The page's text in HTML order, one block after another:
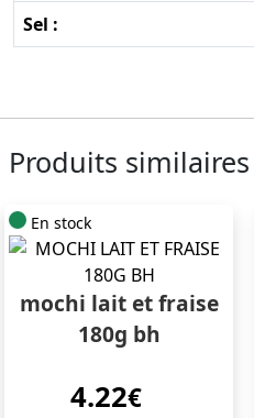
Sel :
Produits similaires
En stock
mochi lait et fraise
180g bh
4.22€